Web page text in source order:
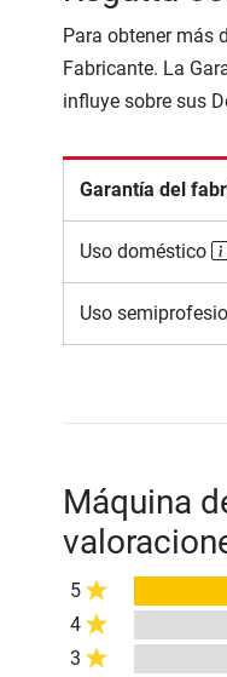
Para obtener más
Fabricante. La
influye sobre sus
Garantía del
Uso doméstico
Uso
Máquina
5
4
3